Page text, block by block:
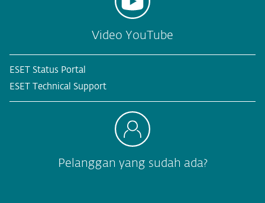
Video YouTube
ESET Status Portal
ESET Technical Support
Pelanggan yang sudah ada?